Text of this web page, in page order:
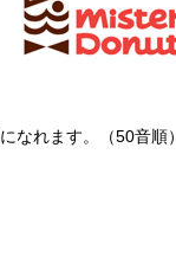
なれます。（50音順）